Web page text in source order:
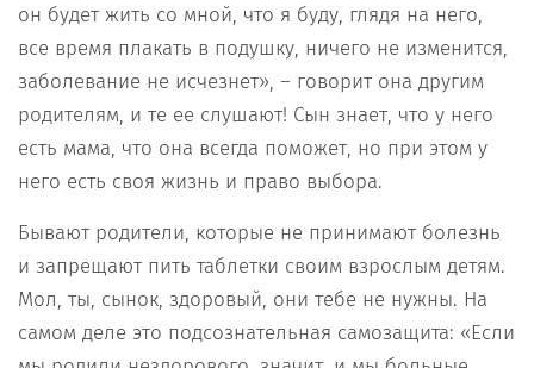
он будет жить со мной, что я буду, глядя на него,
все время плакать в подушку, ничего не изменится,
заболевание не исчезнет», – говорит она другим
родителям, и те ее слушают! Сын знает, что у него
есть мама, что она всегда поможет, но при этом у
него есть своя жизнь и право выбора.
Бывают родители, которые не принимают болезнь
и запрещают пить таблетки своим взрослым детям.
Мол, ты, сынок, здоровый, они тебе не нужны. На
самом деле это подсознательная самозащита: «Если